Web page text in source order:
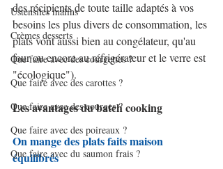
Ustensiles malins
Crèmes desserts
Que faire avec des courgettes ?
Que faire avec des carottes ?
Que faire avec des courges ?
Que faire avec des poireaux ?
Que faire avec du saumon frais ?
des récipients de toute taille adaptés à vos
besoins les plus divers de consommation, les
plats vont aussi bien au congélateur, qu'au
four ou encore au réfrigérateur et le verre est
"écologique").
Les avantages du batch cooking
On mange des plats faits maison
équilibrés